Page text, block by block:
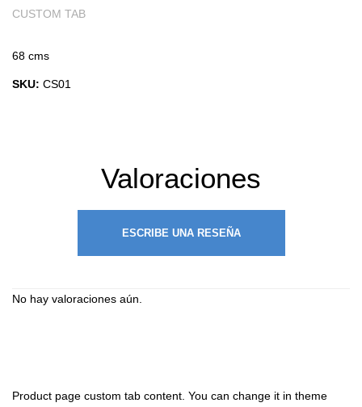
CUSTOM TAB
68 cms
SKU: CS01
Valoraciones
ESCRIBE UNA RESEÑA
No hay valoraciones aún.
Product page custom tab content. You can change it in theme